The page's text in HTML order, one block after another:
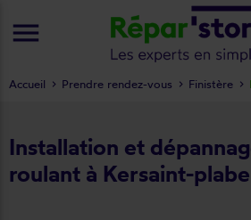
Installation et
roulant à Kersaint-
Accueil Prendre rendez-vous Finistère
menu